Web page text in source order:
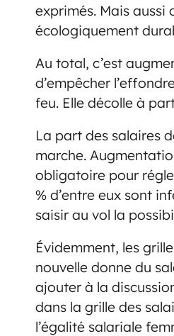
exprimés. Mais aussi
écologiquement
Au total, c’est
d’empêcher
feu. Elle décolle à
La part des salaires
marche.
obligatoire pour
% d’entre eux sont
saisir au vol la
Évidemment, les
nouvelle donne du
ajouter à la
dans la grille des
l’égalité salariale